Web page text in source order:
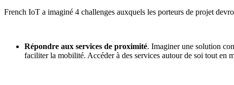
French IoT a imaginé 4 challenges auxquels les porteurs de projet
Répondre aux services de proximité. Imaginer une solution
faciliter la mobilité. Accéder à des services autour de soi tout en